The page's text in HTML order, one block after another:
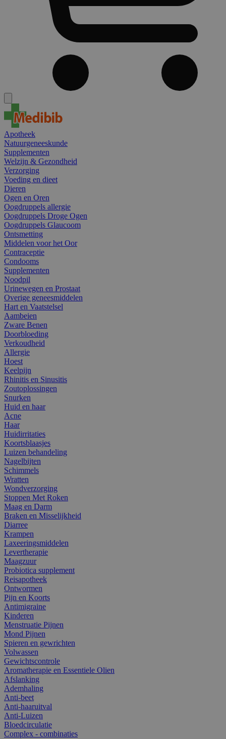
Apotheek
Natuurgeneeskunde
Supplementen
Welzijn & Gezondheid
Verzorging
Voeding en dieet
Dieren
Ogen en Oren
Oogdruppels allergie
Oogdruppels Droge Ogen
Oogdruppels Glaucoom
Ontsmetting
Middelen voor het Oor
Contraceptie
Condooms
Supplementen
Noodpil
Urinewegen en Prostaat
Overige geneesmiddelen
Hart en Vaatstelsel
Aambeien
Zware Benen
Doorbloeding
Verkoudheid
Allergie
Hoest
Keelpijn
Rhinitis en Sinusitis
Zoutoplossingen
Snurken
Huid en haar
Acne
Haar
Huidirritaties
Koortsblaasjes
Luizen behandeling
Nagelbijten
Schimmels
Wratten
Wondverzorging
Stoppen Met Roken
Maag en Darm
Braken en Misselijkheid
Diarree
Krampen
Laxeeringsmiddelen
Levertherapie
Maagzuur
Probiotica supplement
Reisapotheek
Ontwormen
Pijn en Koorts
Antimigraine
Kinderen
Menstruatie Pijnen
Mond Pijnen
Spieren en gewrichten
Volwassen
Gewichtscontrole
Aromatherapie en Essentiele Olien
Afslanking
Ademhaling
Anti-beet
Anti-haaruitval
Anti-Luizen
Bloedcirculatie
Complex - combinaties